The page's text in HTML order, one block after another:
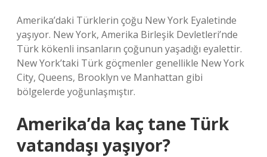
Amerika’daki Türklerin çoğu New York Eyaletinde
yaşıyor. New York, Amerika Birleşik Devletleri’nde
Türk kökenli insanların çoğunun yaşadığı eyalettir.
New York’taki Türk göçmenler genellikle New York
City, Queens, Brooklyn ve Manhattan gibi
bölgelerde yoğunlaşmıştır.
Amerika’da kaç tane Türk
vatandaşı yaşıyor?